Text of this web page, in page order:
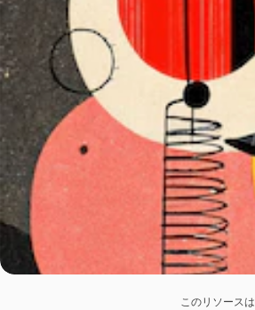
このリソースは